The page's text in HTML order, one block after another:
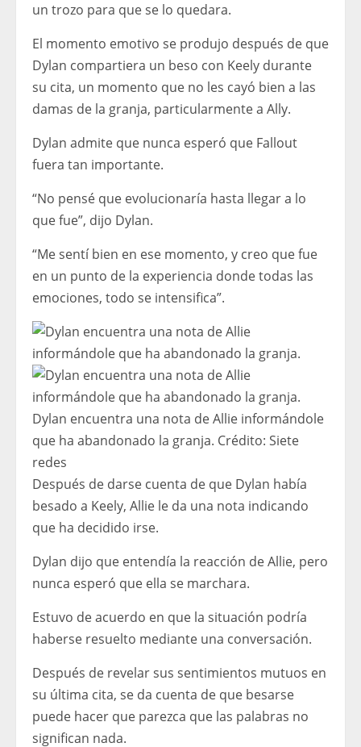
un trozo para que se lo quedara.
El momento emotivo se produjo después de que
Dylan compartiera un beso con Keely durante
su cita, un momento que no les cayó bien a las
damas de la granja, particularmente a Ally.
Dylan admite que nunca esperó que Fallout
fuera tan importante.
“No pensé que evolucionaría hasta llegar a lo
que fue”, dijo Dylan.
“Me sentí bien en ese momento, y creo que fue
en un punto de la experiencia donde todas las
emociones, todo se intensifica”.
Dylan encuentra una nota de Allie informándole
que ha abandonado la granja. Crédito: Siete
redes
Después de darse cuenta de que Dylan había
besado a Keely, Allie le da una nota indicando
que ha decidido irse.
Dylan dijo que entendía la reacción de Allie, pero
nunca esperó que ella se marchara.
Estuvo de acuerdo en que la situación podría
haberse resuelto mediante una conversación.
Después de revelar sus sentimientos mutuos en
su última cita, se da cuenta de que besarse
puede hacer que parezca que las palabras no
significan nada.